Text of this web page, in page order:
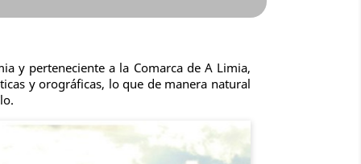
y perteneciente a la Comarca de A Limia,
y orográficas, lo que de manera natural